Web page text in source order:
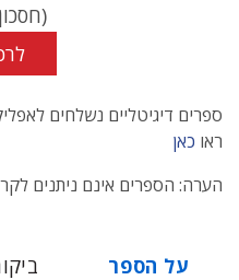
ראו כאן
הערה: הספרים אינם ניתנים
על הספר